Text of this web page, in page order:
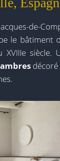
de-
le bâtiment
siècle.